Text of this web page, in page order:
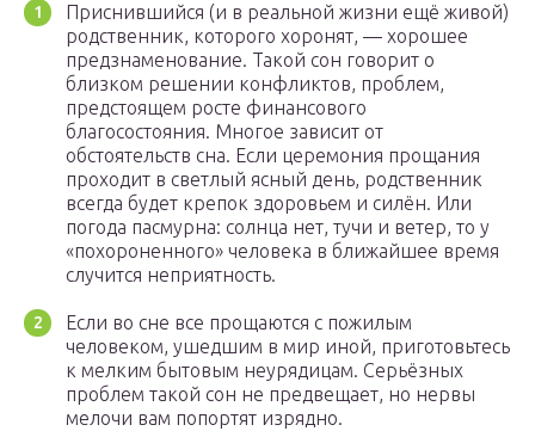
Приснившийся (и в реальной жизни ещё живой)
родственник, которого хоронят, — хорошее
предзнаменование. Такой сон говорит о
близком решении конфликтов, проблем,
предстоящем росте финансового
благосостояния. Многое зависит от
обстоятельств сна. Если церемония прощания
проходит в светлый ясный день, родственник
всегда будет крепок здоровьем и силён. Или
погода пасмурна: солнца нет, тучи и ветер, то у
«похороненного» человека в ближайшее время
случится неприятность.
Если во сне все прощаются с пожилым
человеком, ушедшим в мир иной, приготовьтесь
к мелким бытовым неурядицам. Серьёзных
проблем такой сон не предвещает, но нервы
мелочи вам попортят изрядно.